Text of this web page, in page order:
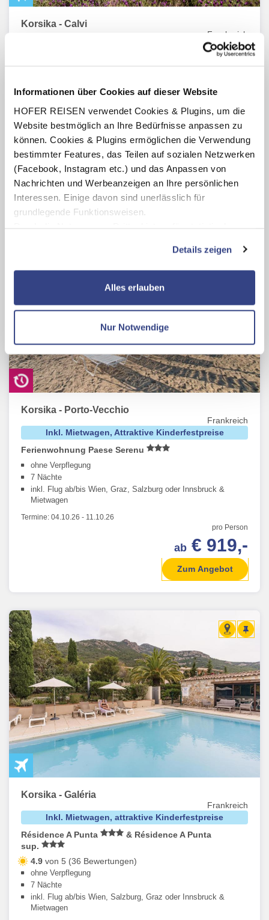
Informationen über Cookies auf dieser Website
HOFER REISEN verwendet Cookies & Plugins, um die
Website bestmöglich an Ihre Bedürfnisse anpassen zu
können. Cookies & Plugins ermöglichen die Verwendung
bestimmter Features, das Teilen auf sozialen Netzwerken
(Facebook, Instagram etc.) und das Anpassen von
Nachrichten und Werbeanzeigen an Ihre persönlichen
Interessen. Einige davon sind unerlässlich für
grundlegende Funktionsweisen.
zusätzliche Dienste bzw. Technologien von Drittanbietern
nutzen und uns sowie Dritten weitere Personalisierungen
ermöglichen, dabei kommt es auch zu Übermittlungen
Datenschutzseite
Mit Klick auf "Alles erlauben" stimmen Sie der
Verwendung der Cookies & Plugins auf unseren
Webseiten zu.
Details zeigen
Alles erlauben
Nur Notwendige
Korsika - Calvi
Frankreich
ohne Verpflegung
inkl. Flug ab/bis Wien, Graz, Salzburg oder Innsbruck
-27.09.26
pro Person
€ 879,-
Zum Angebot
Korsika - Porto-Vecchio
Frankreich
Inkl. Mietwagen, Attraktive Kinderfestpreise
Ferienwohnung Paese Serenu
ohne Verpflegung
7 Nächte
inkl. Flug ab/bis Wien, Graz, Salzburg oder Innsbruck &
Mietwagen
Termine: 04.10.26 - 11.10.26
pro Person
ab € 919,-
Zum Angebot
Korsika - Galéria
Frankreich
Inkl. Mietwagen, attraktive Kinderfestpreise
Résidence A Punta
& Résidence A Punta
sup.
4.9 von 5 (36 Bewertungen)
ohne Verpflegung
7 Nächte
inkl. Flug ab/bis Wien, Salzburg, Graz oder Innsbruck &
Mietwagen